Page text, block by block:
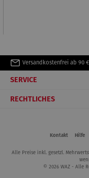
Versandkostenfrei ab 90 €
SERVICE
RECHTLICHES
Kontakt Hilfe
Alle Preise inkl. gesetzl.
© 2026 WAZ - Alle